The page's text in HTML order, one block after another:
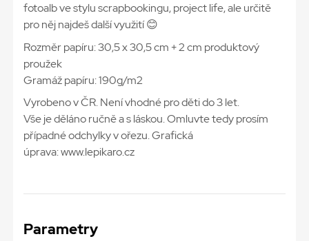
fotoalb ve stylu scrapbookingu, project life, ale určitě
pro něj najdeš další využití 😊
Rozměr papíru: 30,5 x 30,5 cm + 2 cm produktový
proužek
Gramáž papíru: 190g/m2
Vyrobeno v ČR. Není vhodné pro děti do 3 let.
Vše je děláno ručně a s láskou. Omluvte tedy prosím
případné odchylky v ořezu. Grafická
úprava: www.lepikaro.cz
Parametry